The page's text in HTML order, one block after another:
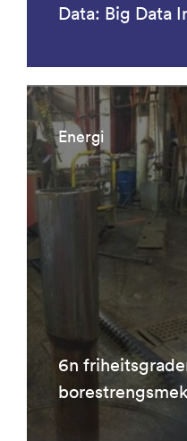
Data: Big Data
Energi
6n